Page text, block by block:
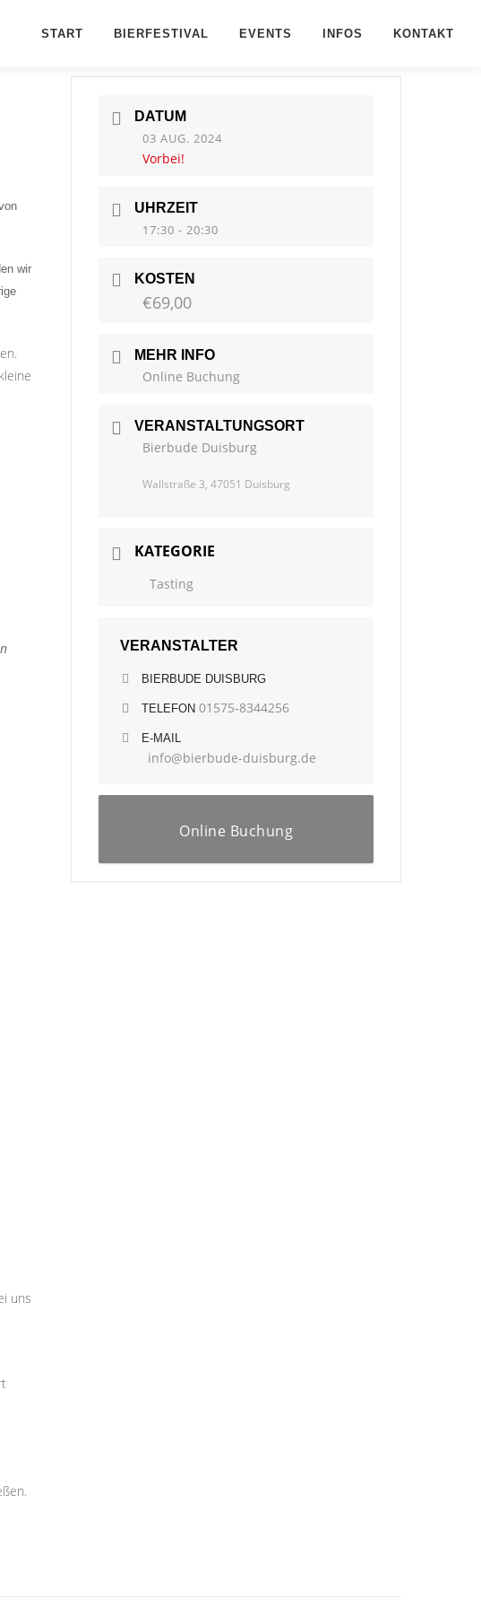
START BIERFESTIVAL EVENTS INFOS KONTAKT
wir
uns
DATUM
03 AUG. 2024
Vorbei!
UHRZEIT
17:30 - 20:30
KOSTEN
€69,00
MEHR INFO
Online Buchung
VERANSTALTUNGSORT
Bierbude Duisburg
Wallstraße 3, 47051 Duisburg
KATEGORIE
Tasting
VERANSTALTER
BIERBUDE DUISBURG
TELEFON 01575-8344256
E-MAIL
info@bierbude-duisburg.de
Online Buchung